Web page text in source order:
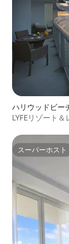
ハリウッドビー
LYFEリゾート
スーパーホスト
スーパーホスト